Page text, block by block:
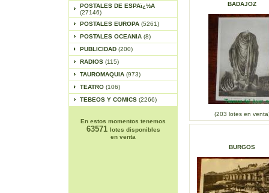
POSTALES DE ESPAï¿½A
(27146)
POSTALES EUROPA (5261)
POSTALES OCEANIA (8)
PUBLICIDAD (200)
RADIOS (115)
TAUROMAQUIA (973)
TEATRO (106)
TEBEOS Y COMICS (2266)
En estos momentos tenemos
63571 lotes disponibles
en venta
BADAJOZ
(203 lotes en
BURGOS